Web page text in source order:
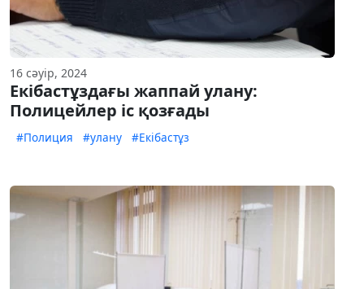
16 сәуір, 2024
Екібастұздағы жаппай улану:
Полицейлер іс қозғады
#Полиция #улану #Екібастұз